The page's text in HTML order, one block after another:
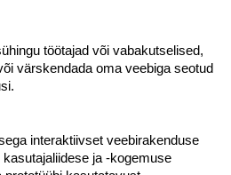
töötajad või vabakutselised,
värskendada oma veebiga seotud
interaktiivset veebirakenduse
ja -kogemuse